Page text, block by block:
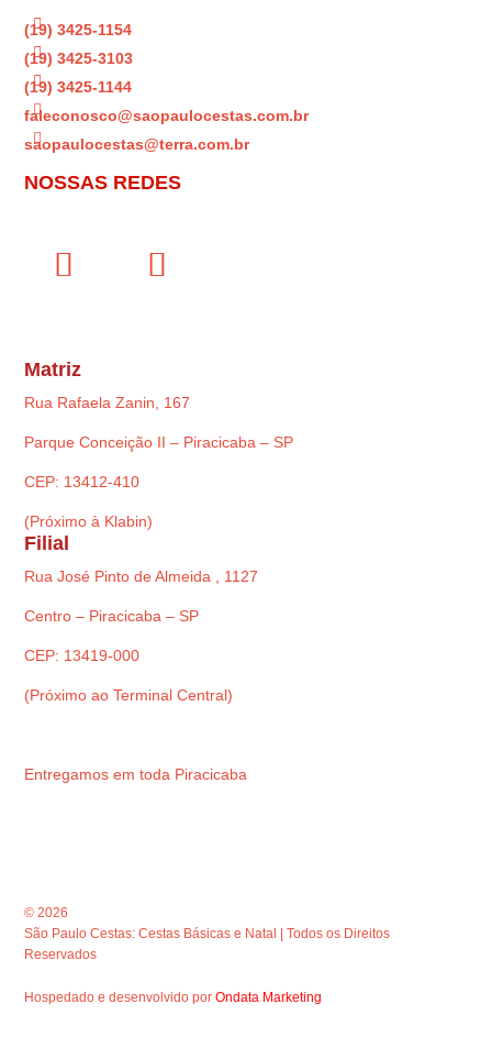

(19) 3425-1154

(19) 3425-3103

(19) 3425-1144

faleconosco@saopaulocestas.com.br

saopaulocestas@terra.com.br
NOSSAS REDES
Matriz
Rua Rafaela Zanin, 167
Parque Conceição II – Piracicaba – SP
CEP: 13412-410
(Próximo à Klabin)
Filial
Rua José Pinto de Almeida , 1127
Centro – Piracicaba – SP
CEP: 13419-000
(Próximo ao Terminal Central)
Entregamos em toda Piracicaba
© 2026
São Paulo Cestas: Cestas Básicas e Natal | Todos os Direitos
Reservados
Hospedado e desenvolvido porOndata Marketing